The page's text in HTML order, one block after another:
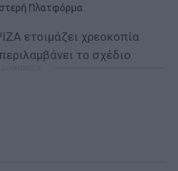
Πλατφόρμα